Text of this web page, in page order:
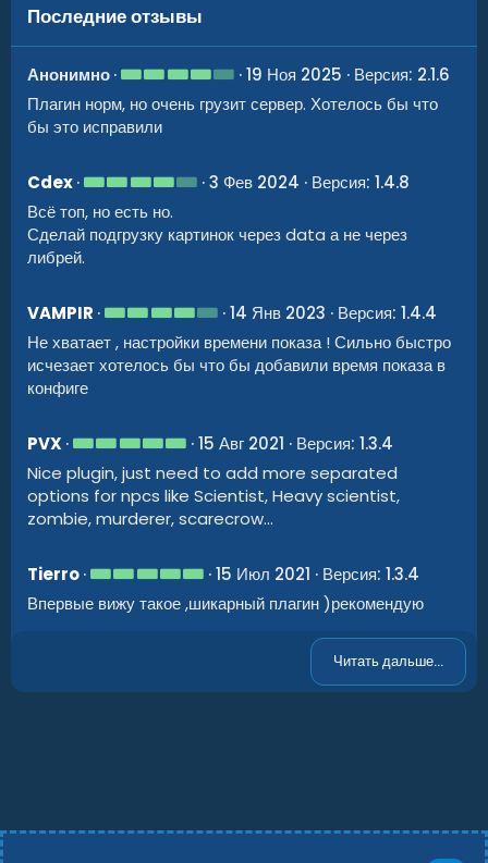
Последние отзывы
Анонимно 4
0
з
19 Ноя 2025
Версия: 2.1.6
Плагин норм, но очень грузит сервер. Хотелось бы что
бы это исправили
Cdex 4
0
з
д
3 Фев 2024
Версия: 1.4.8
Всё топ, но есть но.
Сделай подгрузку картинок через data а не через
либрей.
VAMPIR 4
0
0
з
д
14 Янв 2023
Версия: 1.4.4
Не хватает , настройки времени показа ! Сильно быстро
исчезает хотелось бы что бы добавили время показа в
конфиге
PVX 5
0
0
з
в
д
15 Авг 2021
Версия: 1.3.4
Nice plugin, just need to add more separated
options for npcs like Scientist, Heavy scientist,
zombie, murderer, scarecrow...
Tierro 5
0
з
15 Июл 2021
Версия: 1.3.4
Впервые вижу такое ,шикарный плагин )рекомендую
Читать дальше...